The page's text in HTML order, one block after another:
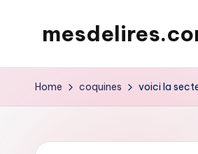
:
video
Home coquines voici la